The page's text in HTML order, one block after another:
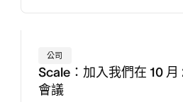
公司
Scale：加入我們在 10
會議